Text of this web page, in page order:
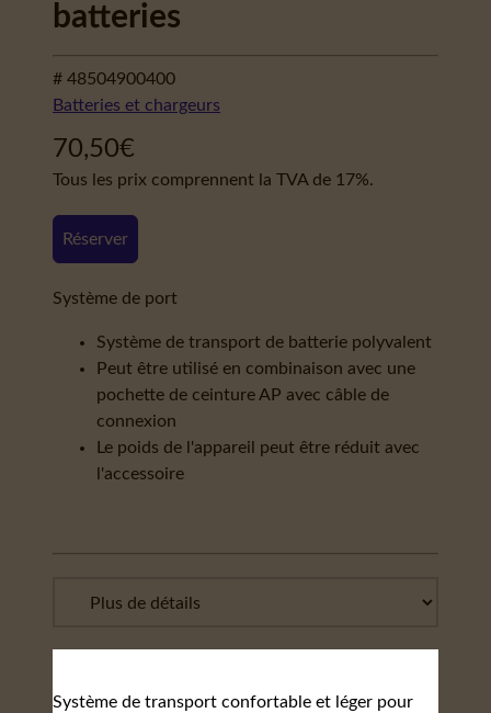
batteries
# 48504900400
Batteries et chargeurs
70,50€
Tous les prix comprennent la TVA de 17%.
Réserver
Système de port
Système de transport de batterie polyvalent
Peut être utilisé en combinaison avec une
pochette de ceinture AP avec câble de
connexion
Le poids de l'appareil peut être réduit avec
l'accessoire
Système de transport confortable et léger pour